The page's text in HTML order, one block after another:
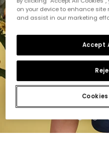
1 2
on your device to enhance
and assist in our marketing
Accept